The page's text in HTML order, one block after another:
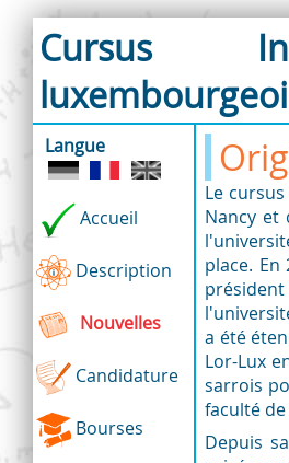
Cursus
en Physique
Langue
Accueil
Description
Nouvelles
Candidature
Bourses
Le
Nancy et
place.
président
a été
Lor-Lux
sarrois
faculté
Depuis